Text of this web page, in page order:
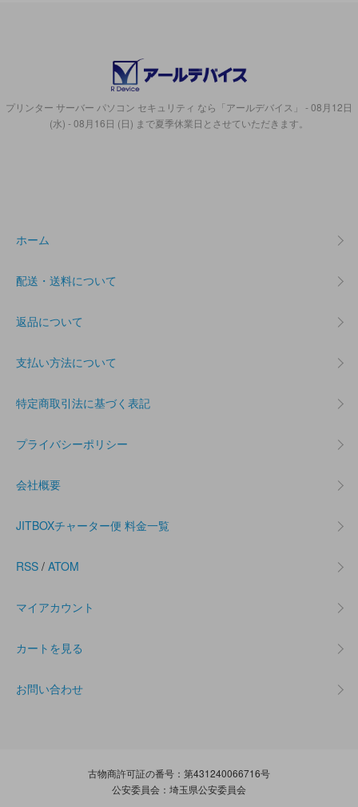
プリンター サーバー パソコン セキュリティ なら「アールデバイス」 - 08月12日
(水) - 08月16日 (日) まで夏季休業日とさせていただきます。
ホーム
配送・送料について
返品について
支払い方法について
特定商取引法に基づく表記
プライバシーポリシー
会社概要
JITBOXチャーター便 料金一覧
RSS / ATOM
マイアカウント
カートを見る
お問い合わせ
古物商許可証の番号：第431240066716号
公安委員会：埼玉県公安委員会